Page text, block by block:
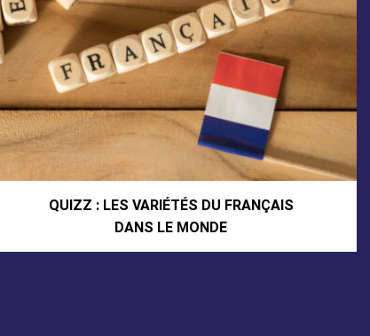
QUIZZ : LES VARIÉTÉS DU FRANÇAIS
DANS LE MONDE